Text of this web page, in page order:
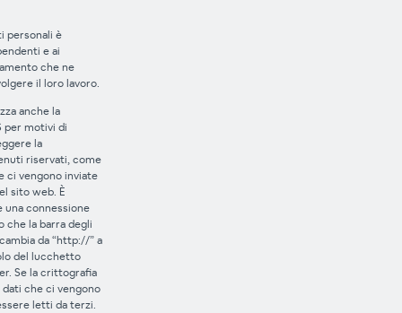
personali è
e ai
che ne
il loro lavoro.
anche la
per motivi di
la
riservati, come
ci vengono inviate
sito web. È
connessione
la barra degli
da “http://” a
del lucchetto
Se la crittografia
dati che ci vengono
letti da terzi.